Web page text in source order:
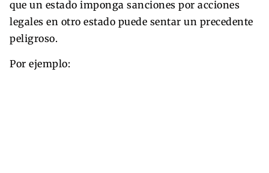
que un estado imponga sanciones por acciones
legales en otro estado puede sentar un precedente
peligroso.
Por ejemplo: